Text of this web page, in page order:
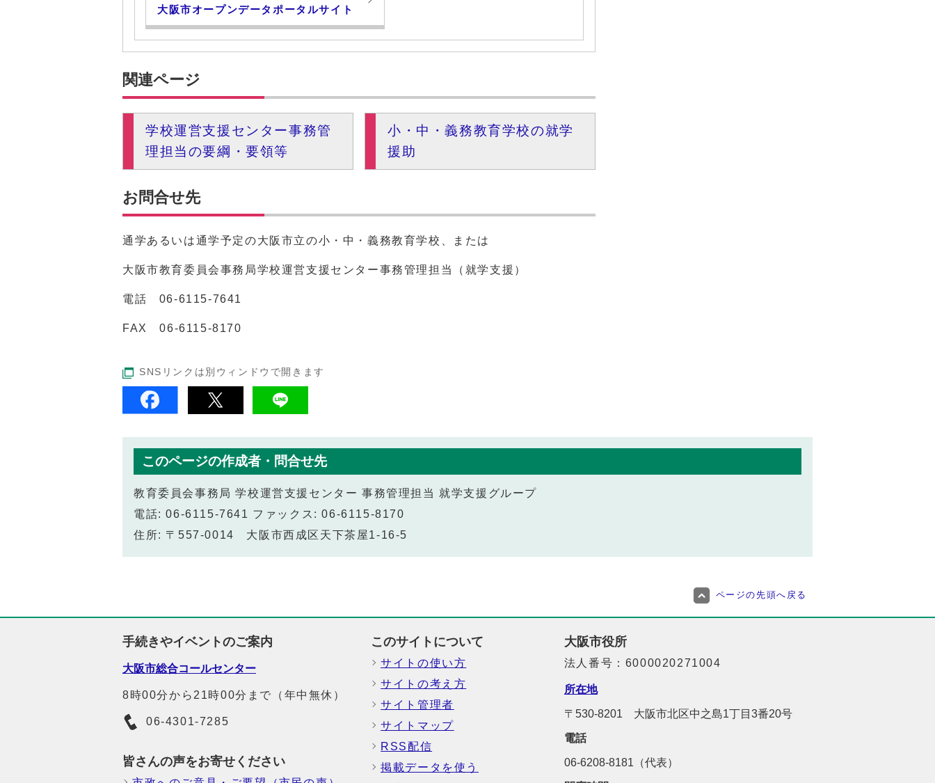
大阪市オープンデータポータルサイト
関連ページ
学校運営支援センター事務管
理担当の要綱・要領等
小・中・義務教育学校の就学
援助
お問合せ先
通学あるいは通学予定の大阪市立の小・中・義務教育学校、または
大阪市教育委員会事務局学校運営支援センター事務管理担当（就学支援）
電話 06-6115-7641
FAX 06-6115-8170
SNSリンクは別ウィンドウで開きます
このページの作成者・問合せ先
教育委員会事務局 学校運営支援センター 事務管理担当 就学支援グループ
電話: 06-6115-7641 ファックス: 06-6115-8170
住所: 〒557-0014 大阪市西成区天下茶屋1-16-5
ページの先頭へ戻る
手続きやイベントのご案内
大阪市総合コールセンター
8時00分から21時00分まで（年中無休）
06-4301-7285
皆さんの声をお寄せください
このサイトについて
サイトの使い方
サイトの考え方
サイト管理者
サイトマップ
RSS配信
掲載データを使う
大阪市役所
法人番号：6000020271004
所在地
〒530-8201 大阪市北区中之島1丁目3番20号
電話
06-6208-8181（代表）